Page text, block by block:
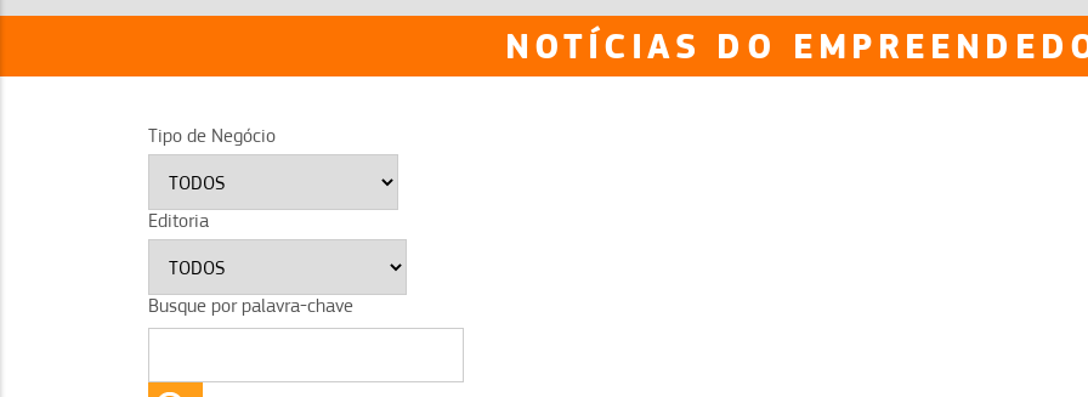
NOTÍCIAS DO
Tipo de Negócio
Editoria
Busque por palavra-chave